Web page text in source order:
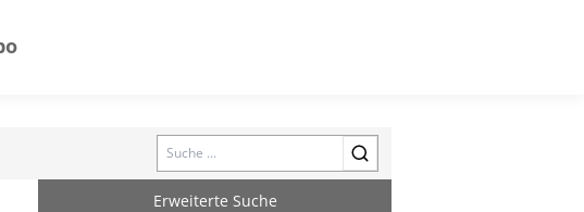
Search
Erweiterte Suche